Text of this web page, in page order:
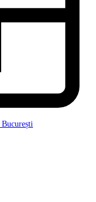
București